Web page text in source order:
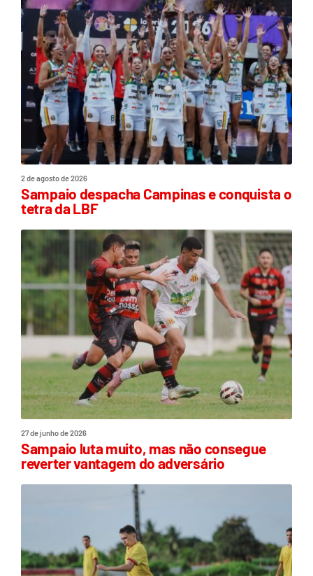
2 de agosto de 2026
Sampaio despacha Campinas e conquista o
tetra da LBF
27 de junho de 2026
Sampaio luta muito, mas não consegue
reverter vantagem do adversário